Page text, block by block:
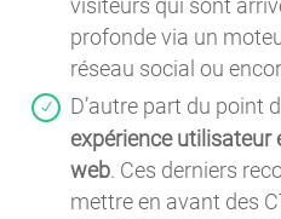
visiteurs qui sont
profonde via un
réseau social ou
D’autre part du point
expérience utilisateur
web. Ces derniers
mettre en avant des